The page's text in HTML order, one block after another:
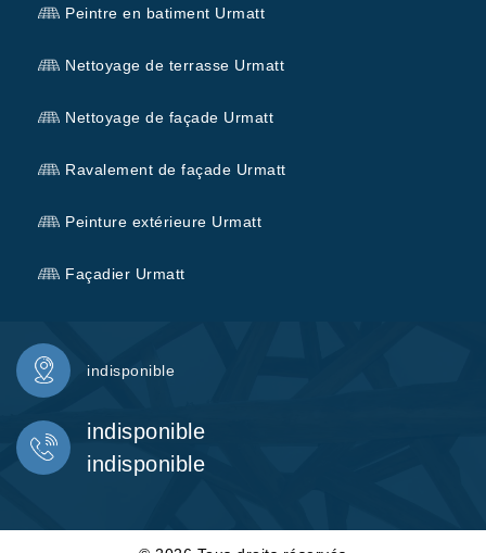
Peintre en batiment Urmatt
Nettoyage de terrasse Urmatt
Nettoyage de façade Urmatt
Ravalement de façade Urmatt
Peinture extérieure Urmatt
Façadier Urmatt
indisponible
indisponible
indisponible